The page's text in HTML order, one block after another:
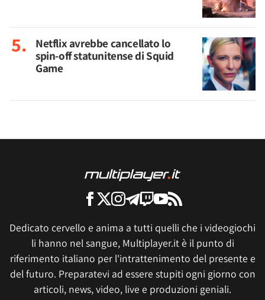
Netflix avrebbe cancellato lo
spin-off statunitense di Squid
Game
Dedicato cervello e anima a tutti quelli che i videogiochi
li hanno nel sangue, Multiplayer.it è il punto di
riferimento italiano per l'intrattenimento del presente e
del futuro. Preparatevi ad essere stupiti ogni giorno con
articoli, news, video, live e produzioni geniali.